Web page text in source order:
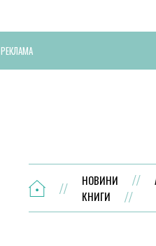
РЕКЛАМА
НОВИНИ
КНИГИ